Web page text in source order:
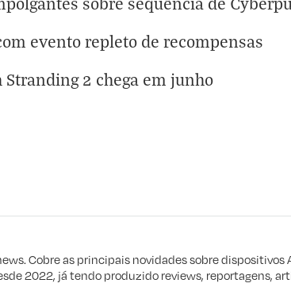
evento repleto de recompensas
Stranding 2 chega em junho
Cobre as principais novidades sobre dispositivos
2022, já tendo produzido reviews, reportagens,